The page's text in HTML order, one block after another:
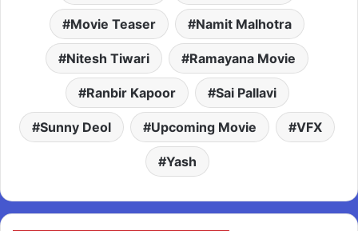
Movie Teaser Namit Malhotra
Nitesh Tiwari Ramayana Movie
Ranbir Kapoor Sai Pallavi
Sunny Deol Upcoming Movie VFX
Yash